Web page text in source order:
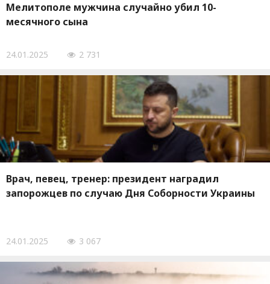
Мелитополе мужчина случайно убил 10-
месячного сына
24.01.2025 2 731
Врач, певец, тренер: президент наградил
запорожцев по случаю Дня Соборности Украины
24.01.2025 3 067